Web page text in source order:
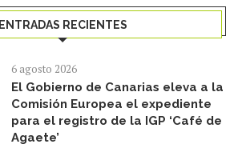
ENTRADAS RECIENTES
6 agosto 2026
El Gobierno de Canarias eleva a la
Comisión Europea el expediente
para el registro de la IGP ‘Café de
Agaete’